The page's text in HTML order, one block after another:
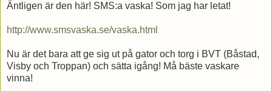
Äntligen är den här! SMS:a vaska! Som jag har letat!
http://www.smsvaska.se/vaska.html
Nu är det bara att ge sig ut på gator och torg i BVT (Båstad,
Visby och Troppan) och sätta igång! Må bäste vaskare
vinna!